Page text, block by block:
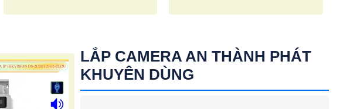
LẮP CAMERA AN THÀNH PHÁT
KHUYÊN DÙNG